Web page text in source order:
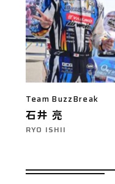
Team BuzzBreak
石井 亮
RYO ISHII